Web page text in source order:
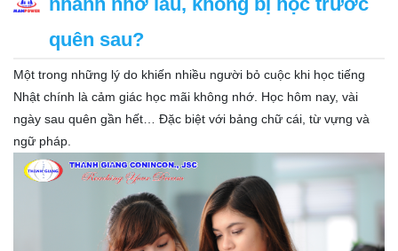
quên sau?
Một trong những lý do khiến nhiều người bỏ cuộc khi học tiếng
Nhật chính là cảm giác học mãi không nhớ. Học hôm nay, vài
ngày sau quên gần hết… Đặc biệt với bảng chữ cái, từ vựng và
ngữ pháp.